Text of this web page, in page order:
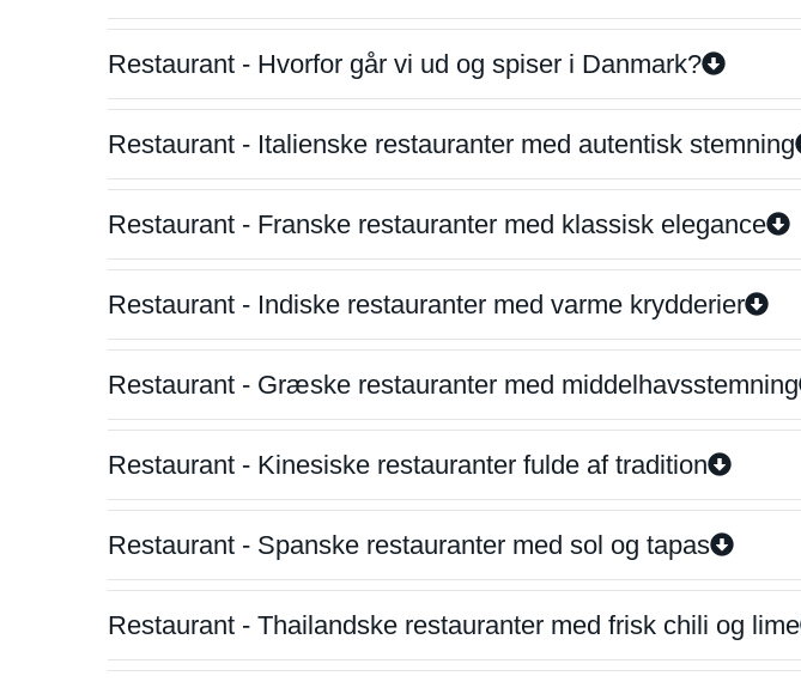
Restaurant - Hvorfor går vi ud og spiser i Danmark?
Restaurant - Italienske restauranter med autentisk stemning
Restaurant - Franske restauranter med klassisk elegance
Restaurant - Indiske restauranter med varme krydderier
Restaurant - Græske restauranter med middelhavsstemning
Restaurant - Kinesiske restauranter fulde af tradition
Restaurant - Spanske restauranter med sol og tapas
Restaurant - Thailandske restauranter med frisk chili og lime